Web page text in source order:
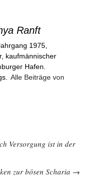
Ranft
1975,
kaufmännischer
Hafen.
Alle Beiträge von
Versorgung ist in der
zur bösen Scharia →